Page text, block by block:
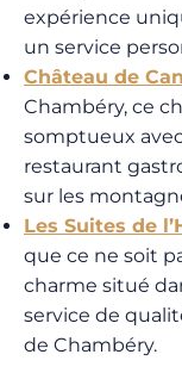
expérience
un service
Château de
Chambéry, ce
somptueux
restaurant
sur les
Les Suites de
que ce ne soit
charme situé
service de
de Chambéry.